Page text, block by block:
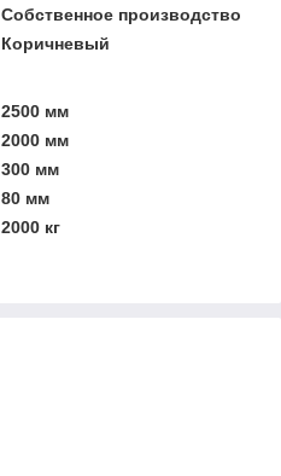
Собственное производство
Коричневый
2500 мм
2000 мм
300 мм
80 мм
2000 кг